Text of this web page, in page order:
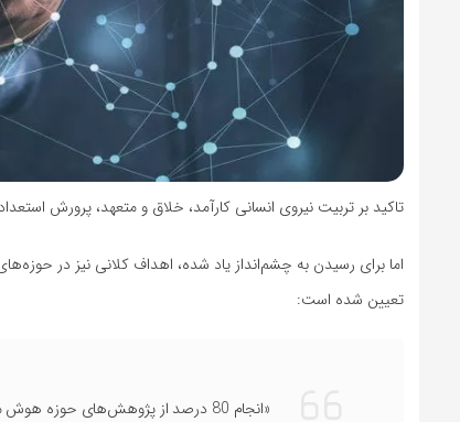
تاکید بر تربیت نیروی انسانی کارآمد، خلاق و متعهد، پرورش
اما برای رسیدن به چشم‌انداز یاد شده، اهداف کلانی نیز در
تعیین شده است:
«انجام 80 درصد از پژوهش‌های حوزه